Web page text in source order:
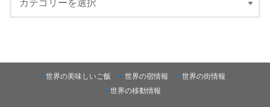
世界の美味しいご飯 世界の宿情報
世界の街情報
世界の移動情報